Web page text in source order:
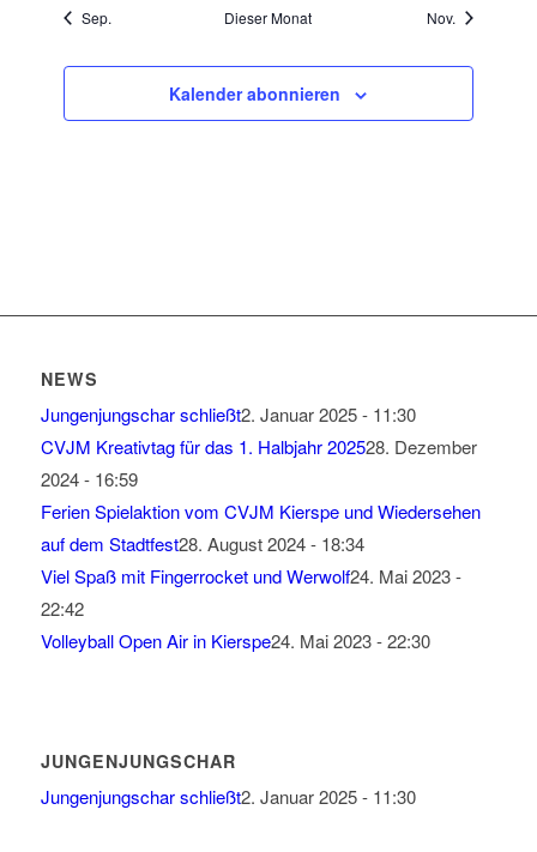
Sep. Dieser Monat Nov.
Kalender abonnieren
NEWS
Jungenjungschar schließt2. Januar 2025 - 11:30
CVJM Kreativtag für das 1. Halbjahr 202528. Dezember
2024 - 16:59
Ferien Spielaktion vom CVJM Kierspe und Wiedersehen
auf dem Stadtfest28. August 2024 - 18:34
Viel Spaß mit Fingerrocket und Werwolf24. Mai 2023 -
22:42
Volleyball Open Air in Kierspe24. Mai 2023 - 22:30
JUNGENJUNGSCHAR
Jungenjungschar schließt2. Januar 2025 - 11:30